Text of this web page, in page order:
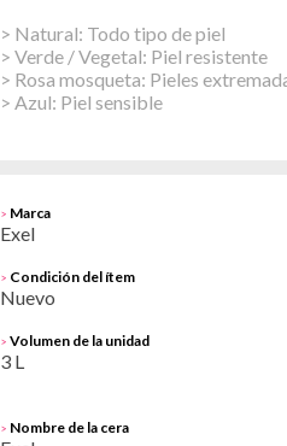
> Natural: Todo tipo de piel
> Verde / Vegetal: Piel resistente
> Rosa mosqueta: Pieles
> Azul: Piel sensible
> Marca
Exel
> Condición del ítem
Nuevo
> Volumen de la unidad
3 L
> Nombre de la cera